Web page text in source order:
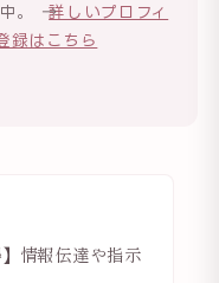
。 →詳しいプロフィ
録はこちら
情報伝達や指示